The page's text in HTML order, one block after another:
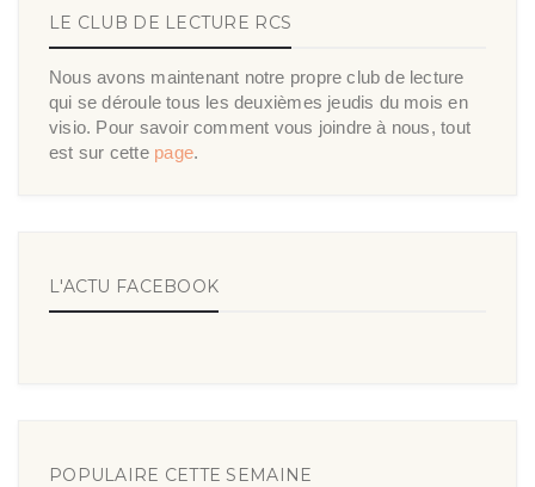
LE CLUB DE LECTURE RCS
Nous avons maintenant notre propre club de lecture
qui se déroule tous les deuxièmes jeudis du mois en
visio. Pour savoir comment vous joindre à nous, tout
est sur cette page.
L'ACTU FACEBOOK
POPULAIRE CETTE SEMAINE